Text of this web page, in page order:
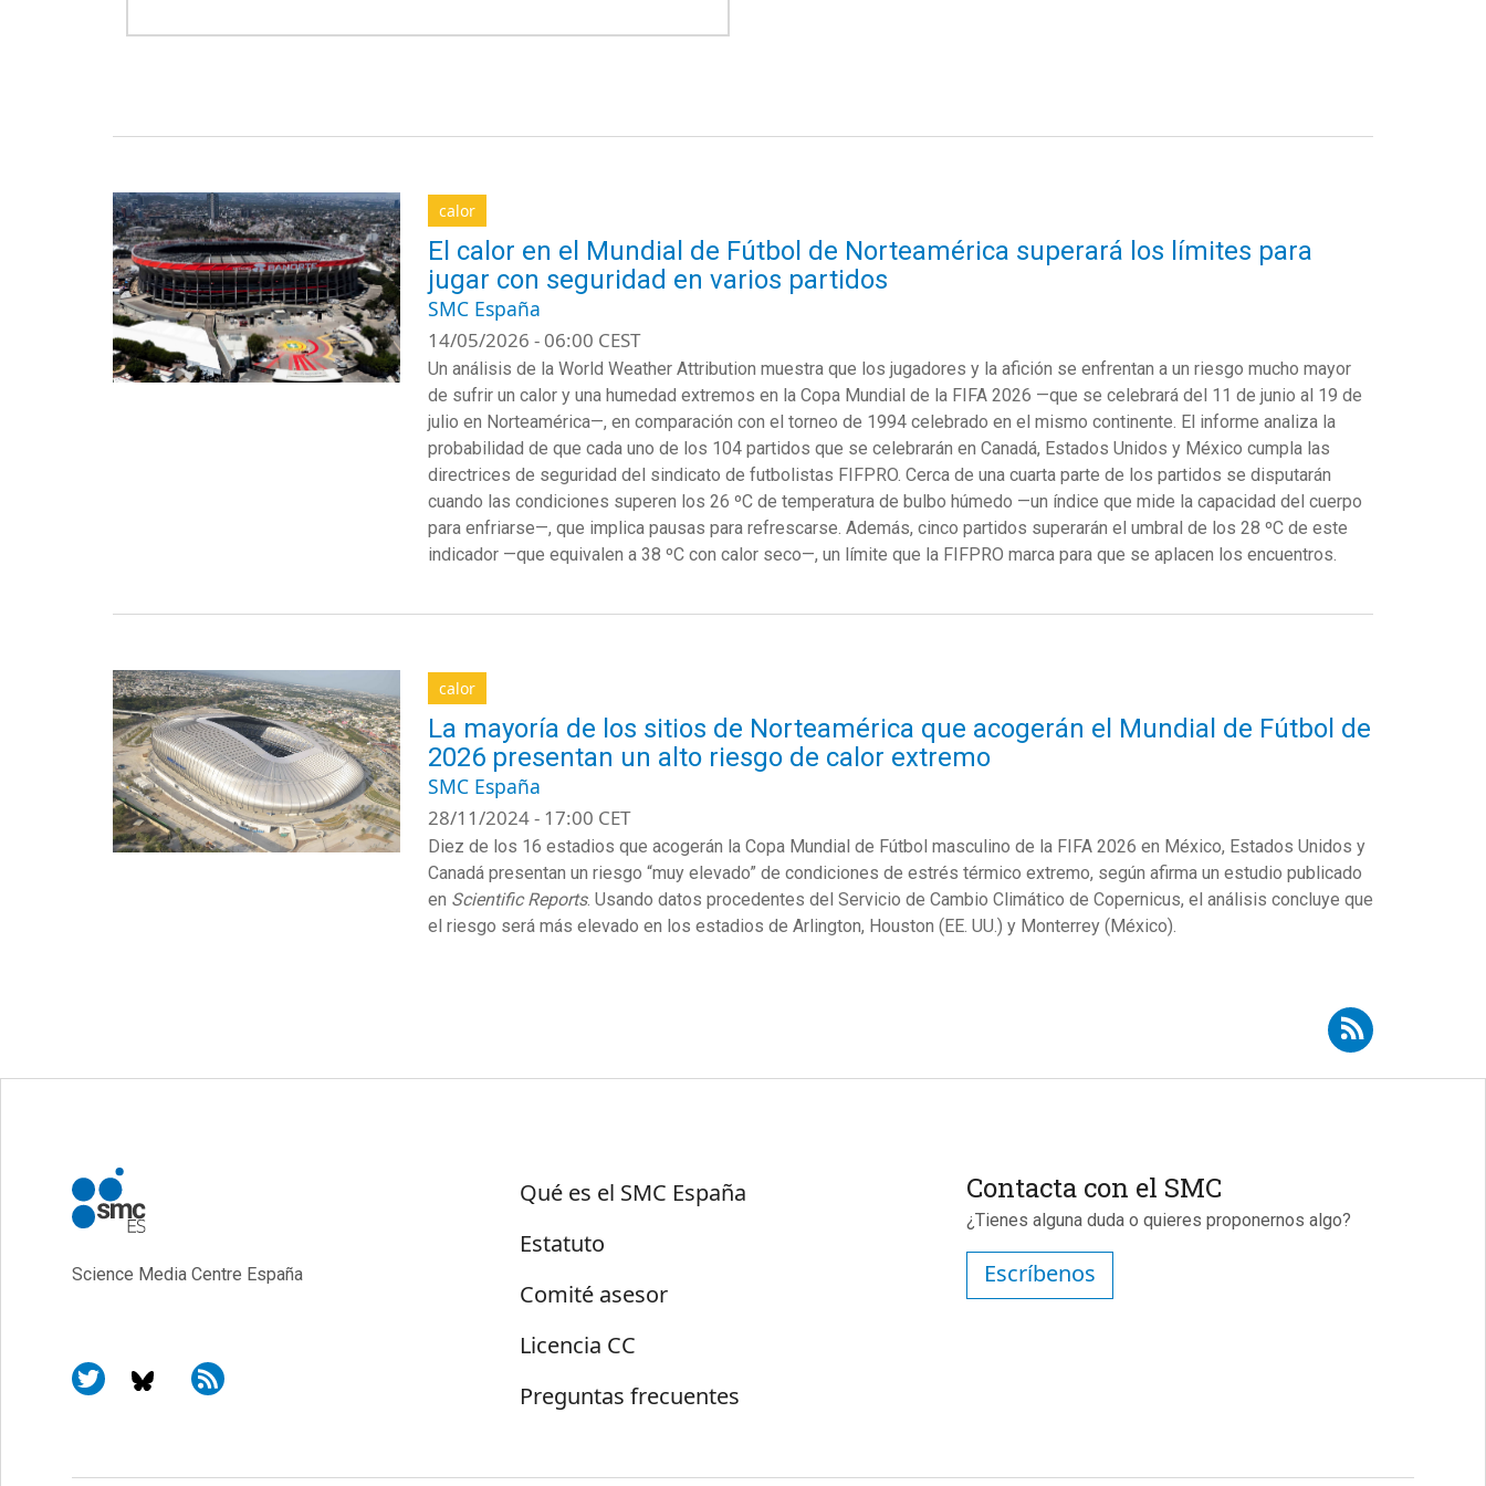
calor
El calor en el Mundial de Fútbol de Norteamérica superará los límites para
jugar con seguridad en varios partidos
SMC España
14/05/2026 - 06:00 CEST
Un análisis de la World Weather Attribution muestra que los jugadores y la afición se enfrentan a un riesgo mucho mayor
de sufrir un calor y una humedad extremos en la Copa Mundial de la FIFA 2026 —que se celebrará del 11 de junio al 19 de
julio en Norteamérica—, en comparación con el torneo de 1994 celebrado en el mismo continente. El informe analiza la
probabilidad de que cada uno de los 104 partidos que se celebrarán en Canadá, Estados Unidos y México cumpla las
directrices de seguridad del sindicato de futbolistas FIFPRO. Cerca de una cuarta parte de los partidos se disputarán
cuando las condiciones superen los 26 ºC de temperatura de bulbo húmedo —un índice que mide la capacidad del cuerpo
para enfriarse—, que implica pausas para refrescarse. Además, cinco partidos superarán el umbral de los 28 ºC de este
indicador —que equivalen a 38 ºC con calor seco—, un límite que la FIFPRO marca para que se aplacen los encuentros.
calor
La mayoría de los sitios de Norteamérica que acogerán el Mundial de Fútbol de
2026 presentan un alto riesgo de calor extremo
SMC España
28/11/2024 - 17:00 CET
Diez de los 16 estadios que acogerán la Copa Mundial de Fútbol masculino de la FIFA 2026 en México, Estados Unidos y
Canadá presentan un riesgo “muy elevado” de condiciones de estrés térmico extremo, según afirma un estudio publicado
en Scientific Reports. Usando datos procedentes del Servicio de Cambio Climático de Copernicus, el análisis concluye que
el riesgo será más elevado en los estadios de Arlington, Houston (EE. UU.) y Monterrey (México).
Suscribirse a RSS - Julien Périard
Science Media Centre España
Sobre SMC España
Qué es el SMC España
Estatuto
Comité asesor
Licencia CC
Preguntas frecuentes
Contacta con el SMC
¿Tienes alguna duda o quieres proponernos algo?
Escríbenos